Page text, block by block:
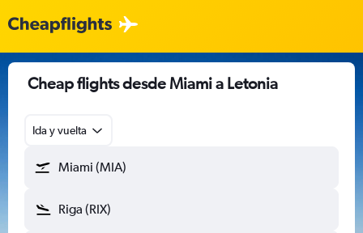
Cheap flights desde Miami a Letonia
Ida y vuelta
Miami (MIA)
Riga (RIX)